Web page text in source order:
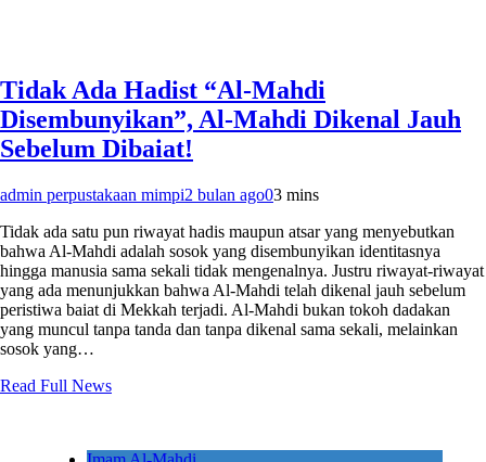
Tidak Ada Hadist “Al-Mahdi
Disembunyikan”, Al-Mahdi Dikenal Jauh
Sebelum Dibaiat!
admin perpustakaan mimpi2 bulan ago03 mins
Tidak ada satu pun riwayat hadis maupun atsar yang menyebutkan
bahwa Al-Mahdi adalah sosok yang disembunyikan identitasnya
hingga manusia sama sekali tidak mengenalnya. Justru riwayat-riwayat
yang ada menunjukkan bahwa Al-Mahdi telah dikenal jauh sebelum
peristiwa baiat di Mekkah terjadi. Al-Mahdi bukan tokoh dadakan
yang muncul tanpa tanda dan tanpa dikenal sama sekali, melainkan
sosok yang…
Read Full News